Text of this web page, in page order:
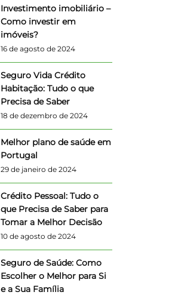
Investimento imobiliário –
Como investir em
imóveis?
16 de agosto de 2024
Seguro Vida Crédito
Habitação: Tudo o que
Precisa de Saber
18 de dezembro de 2024
Melhor plano de saúde em
Portugal
29 de janeiro de 2024
Crédito Pessoal: Tudo o
que Precisa de Saber para
Tomar a Melhor Decisão
10 de agosto de 2024
Seguro de Saúde: Como
Escolher o Melhor para Si
e a Sua Família